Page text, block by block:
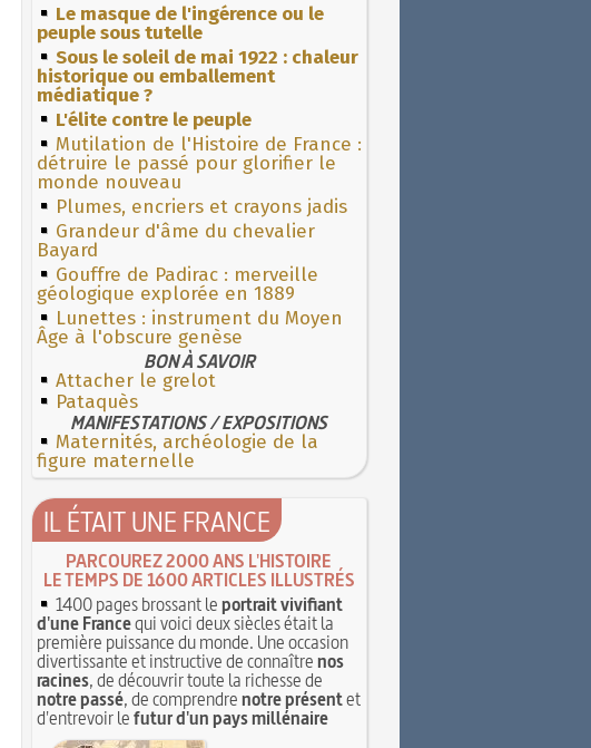
Le masque de l'ingérence ou le
peuple sous tutelle
Sous le soleil de mai 1922 : chaleur
historique ou emballement
médiatique ?
L'élite contre le peuple
Mutilation de l'Histoire de France :
détruire le passé pour glorifier le
monde nouveau
Plumes, encriers et crayons jadis
Grandeur d'âme du chevalier
Bayard
Gouffre de Padirac : merveille
géologique explorée en 1889
Lunettes : instrument du Moyen
Âge à l'obscure genèse
BON À SAVOIR
Attacher le grelot
Pataquès
MANIFESTATIONS / EXPOSITIONS
Maternités, archéologie de la
figure maternelle
IL ÉTAIT UNE FRANCE
PARCOUREZ 2000 ANS L'HISTOIRE
LE TEMPS DE 1600 ARTICLES ILLUSTRÉS
1400 pages brossant leportrait vivifiant
d'une Francequi voici deux siècles était la
première puissance du monde. Une occasion
divertissante et instructive de connaîtrenos
racines, de découvrir toute la richesse de
notre passé, de comprendrenotre présentet
d'entrevoir lefutur d'un pays millénaire